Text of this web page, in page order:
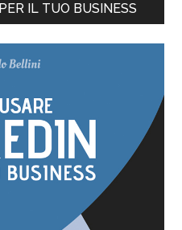
IL TUO BUSINESS